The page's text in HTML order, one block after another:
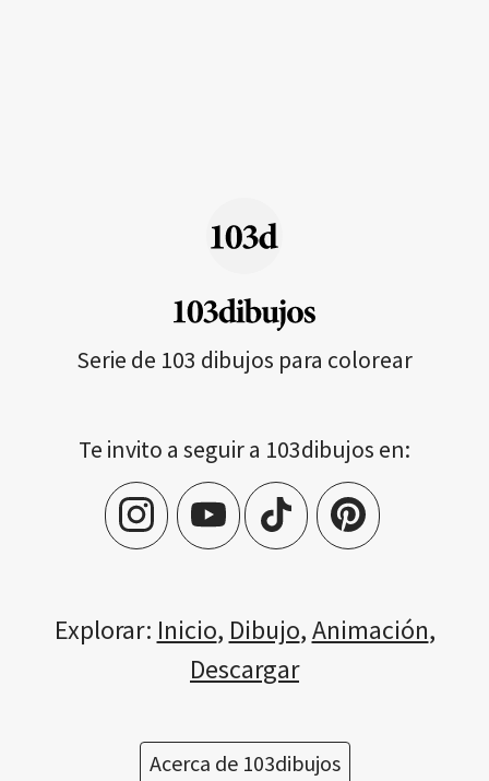
Serie de 103 dibujos para colorear
Te invito a seguir a 103dibujos en:
Explorar: Inicio, Dibujo,Animación,
Descargar
Acerca de 103dibujos